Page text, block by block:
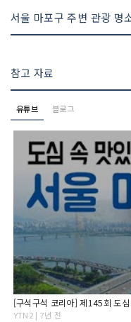
서울 마포구 주변 관광 명
참고 자료
유튜브 블로그
[구석구석 코리아] 제145회 도
YTN2 | 7년 전